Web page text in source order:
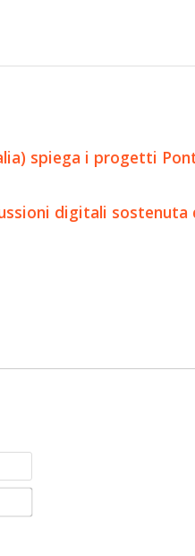
spiega i progetti
digitali sostenuta
Nome
Email*